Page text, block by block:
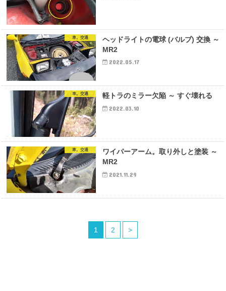
車。交通
ヘッドライトの電球 (バルブ) 交換 ～
MR2
2022.05.17
車。交通 軽トラのミラー欠陥 ～ すぐ壊れる
2022.03.10
車。交通
ワイパーアーム。取り外しと塗装 ～
MR2
2021.11.29
1 2 >